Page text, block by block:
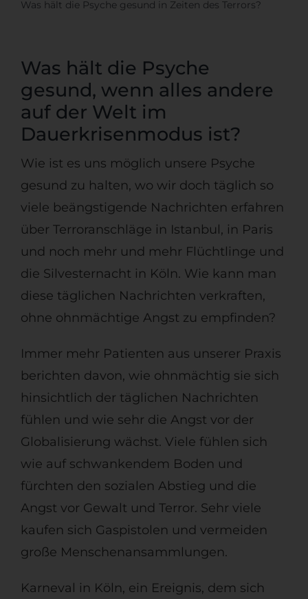
Was hält die Psyche gesund in Zeiten des Terrors?
Was hält die Psyche
gesund, wenn alles andere
auf der Welt im
Dauerkrisenmodus ist?
Wie ist es uns möglich unsere Psyche
gesund zu halten, wo wir doch täglich so
viele beängstigende Nachrichten erfahren
über Terroranschläge in Istanbul, in Paris
und noch mehr und mehr Flüchtlinge und
die Silvesternacht in Köln. Wie kann man
diese täglichen Nachrichten verkraften,
ohne ohnmächtige Angst zu empfinden?
Immer mehr Patienten aus unserer Praxis
berichten davon, wie ohnmächtig sie sich
hinsichtlich der täglichen Nachrichten
fühlen und wie sehr die Angst vor der
Globalisierung wächst. Viele fühlen sich
wie auf schwankendem Boden und
fürchten den sozialen Abstieg und die
Angst vor Gewalt und Terror. Sehr viele
kaufen sich Gaspistolen und vermeiden
große Menschenansammlungen.
Karneval in Köln, ein Ereignis, dem sich